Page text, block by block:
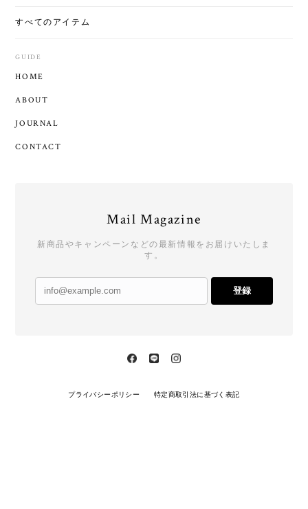
すべてのアイテム
GUIDE
HOME
ABOUT
JOURNAL
CONTACT
Mail Magazine
新商品やキャンペーンなどの最新情報をお届けいたしま
す。
登録
プライバシーポリシー 特定商取引法に基づく表記